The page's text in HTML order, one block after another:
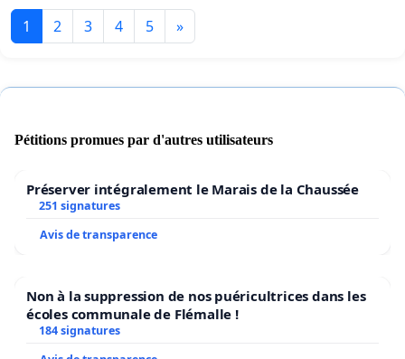
1 2 3 4 5 »
Pétitions promues par d'autres utilisateurs
Préserver intégralement le Marais de la Chaussée
251 signatures
Avis de transparence
Non à la suppression de nos puéricultrices dans les
écoles communale de Flémalle !
184 signatures